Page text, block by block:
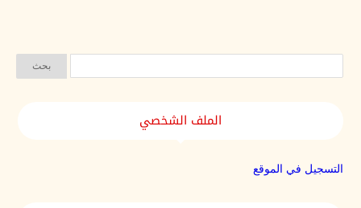
الملف الشخصي
التسجيل في الموقع